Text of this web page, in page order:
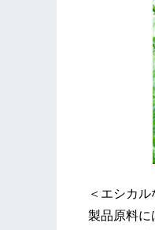
＜エシカル
製品原料に